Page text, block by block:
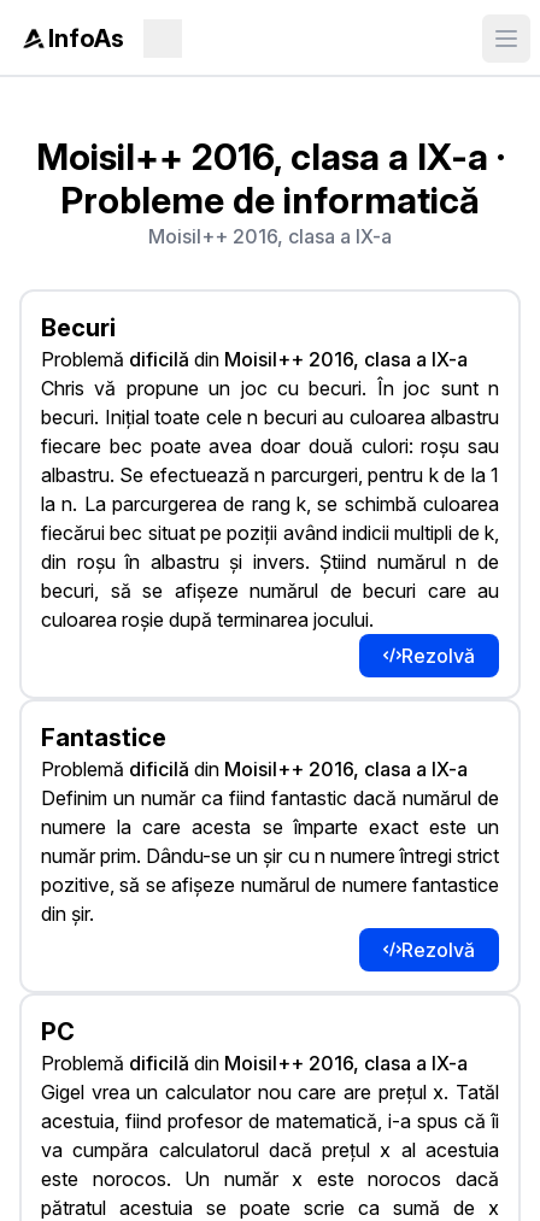
InfoAs
Moisil++ 2016, clasa a IX-a ·
Probleme de informatică
Moisil++ 2016, clasa a IX-a
Becuri
Problemă dificilă din Moisil++ 2016, clasa a IX-a
Chris vă propune un joc cu becuri. În joc sunt n
becuri. Inițial toate cele n becuri au culoarea albastru
fiecare bec poate avea doar două culori: roșu sau
albastru. Se efectuează n parcurgeri, pentru k de la 1
la n. La parcurgerea de rang k, se schimbă culoarea
fiecărui bec situat pe poziţii având indicii multipli de k,
din roşu în albastru și invers. Știind numărul n de
becuri, să se afișeze numărul de becuri care au
culoarea roșie după terminarea jocului.
Rezolvă
Fantastice
Problemă dificilă din Moisil++ 2016, clasa a IX-a
Definim un număr ca fiind fantastic dacă numărul de
numere la care acesta se împarte exact este un
număr prim. Dându-se un șir cu n numere întregi strict
pozitive, să se afișeze numărul de numere fantastice
din șir.
Rezolvă
PC
Problemă dificilă din Moisil++ 2016, clasa a IX-a
Gigel vrea un calculator nou care are prețul x. Tatăl
acestuia, fiind profesor de matematică, i-a spus că îi
va cumpăra calculatorul dacă prețul x al acestuia
este norocos. Un număr x este norocos dacă
pătratul acestuia se poate scrie ca sumă de x